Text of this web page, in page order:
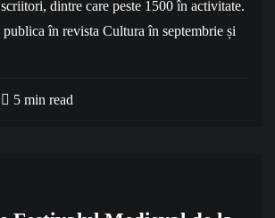
dintre care peste 1500 în activitate.
în revista Cultura în septembrie și
5 min read